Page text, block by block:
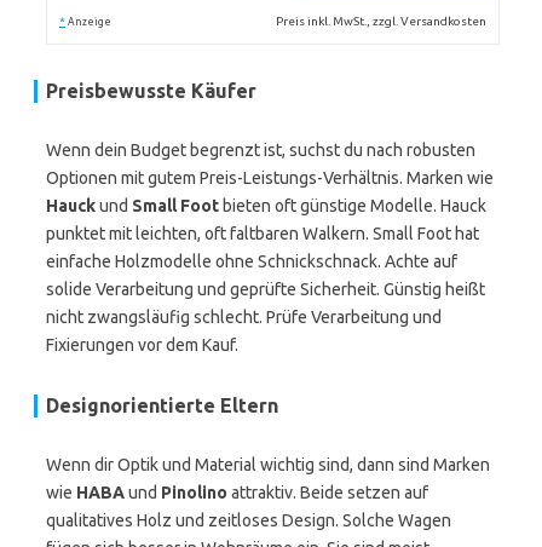
* Anzeige Preis inkl. MwSt., zzgl. Versandkosten
Preisbewusste Käufer
Wenn dein Budget begrenzt ist, suchst du nach robusten
Optionen mit gutem Preis-Leistungs-Verhältnis. Marken wie
Hauckund Small Foot bieten oft günstige Modelle. Hauck
punktet mit leichten, oft faltbaren Walkern. Small Foot hat
einfache Holzmodelle ohne Schnickschnack. Achte auf
solide Verarbeitung und geprüfte Sicherheit. Günstig heißt
nicht zwangsläufig schlecht. Prüfe Verarbeitung und
Fixierungen vor dem Kauf.
Designorientierte Eltern
Wenn dir Optik und Material wichtig sind, dann sind Marken
wie HABAund Pinolino attraktiv. Beide setzen auf
qualitatives Holz und zeitloses Design. Solche Wagen